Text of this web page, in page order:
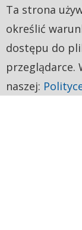
Ta strona
określić
dostępu do
przeglądarce.
naszej: